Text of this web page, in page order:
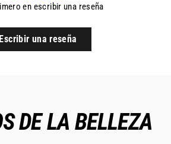
en escribir una reseña
Escribir una reseña
DE LA BELLEZA